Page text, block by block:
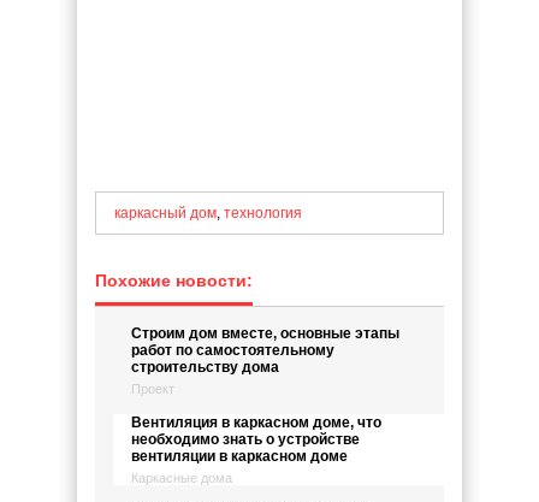
каркасный дом, технология
Похожие новости:
Строим дом вместе, основные этапы
работ по самостоятельному
строительству дома
Проект
Вентиляция в каркасном доме, что
необходимо знать о устройстве
вентиляции в каркасном доме
Каркасные дома